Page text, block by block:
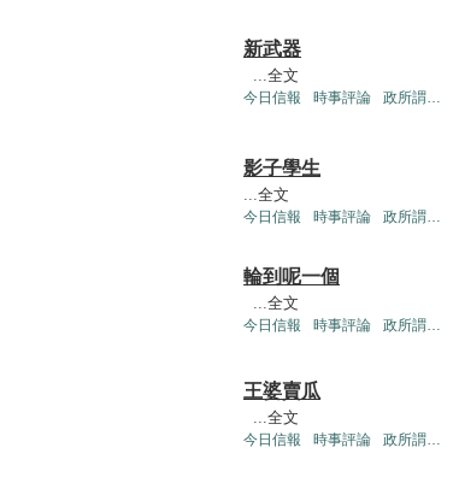
新武器
全文
今日信報 時事評論 政所謂…
影子學生
...全文
今日信報 時事評論 政所謂…
輪到呢一個
全文
今日信報 時事評論 政所謂…
王婆賣瓜
全文
今日信報 時事評論 政所謂…